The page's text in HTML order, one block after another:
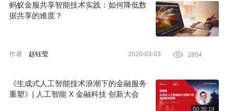
蚂蚁金服共享智能技术实践：如何降低数
据共享的难度？
作者 : 赵钰莹 2020-03-03  2804
《生成式人工智能技术浪潮下的金融服务
重塑》| 人工智能 X 金融科技 创新大会